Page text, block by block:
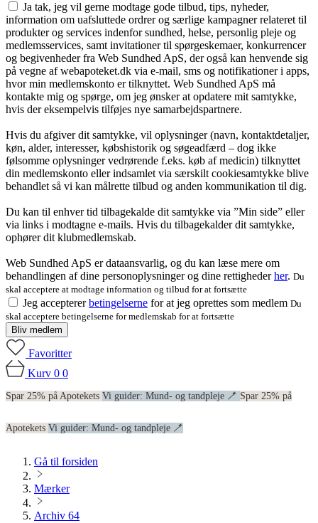
Ja tak, jeg vil gerne modtage gode tilbud, tips, nyheder,
information om uafsluttede ordrer og særlige kampagner relateret til
produkter og services indenfor sundhed, helse, personlig pleje og
medlemsservices, samt invitationer til spørgeskemaer, konkurrencer
og begivenheder fra Web Sundhed ApS, der også kan henvende sig
på vegne af webapoteket.dk via e-mail, sms og notifikationer i apps,
hvor min medlemskonto er tilknyttet. Web Sundhed ApS må
kontakte mig og spørge, om jeg ønsker at opdatere mit samtykke,
hvis der eksempelvis tilføjes nye samarbejdspartnere.
Hvis du afgiver dit samtykke, vil oplysninger (navn, kontaktdetaljer,
køn, alder, interesser, købshistorik og søgeadfærd – dog ikke
følsomme oplysninger vedrørende f.eks. køb af medicin) tilknyttet
din medlemskonto eller indsamlet via særskilt cookiesamtykke blive
behandlet så vi kan målrette tilbud og anden kommunikation til dig.
Du kan til enhver tid tilbagekalde dit samtykke via ”Min side” eller
via links i modtagne e-mails. Hvis du tilbagekalder dit samtykke,
ophører dit klubmedlemskab.
Web Sundhed ApS er dataansvarlig, og du kan læse mere om
behandlingen af dine personoplysninger og dine rettighederher. Du
skal acceptere at modtage information og tilbud for at fortsætte
Jeg acceptererbetingelserne for at jeg oprettes som medlem Du
skal acceptere betingelserne for medlemskab for at fortsætte
Bliv medlem
Favoritter
Kurv 0 0
Spar 25% på Apotekets Vi guider: Mund- og tandpleje 🪥 Spar 25% på
Apotekets Vi guider: Mund- og tandpleje 🪥
Gå til forsiden
Mærker
Archiv 64